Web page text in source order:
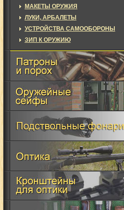
МАКЕТЫ ОРУЖИЯ
ЛУКИ, АРБАЛЕТЫ
УСТРОЙСТВА САМООБОРОНЫ
ЗИП К ОРУЖИЮ